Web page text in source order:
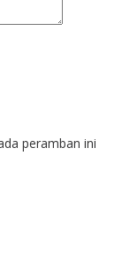
peramban ini